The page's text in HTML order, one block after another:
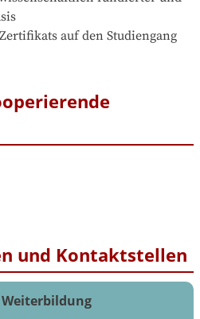
auf den Studiengang
und Kontaktstellen